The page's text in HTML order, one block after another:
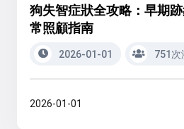
狗失智症狀全攻略：早期
常照顧指南
2026-01-01 751次
2026-01-01